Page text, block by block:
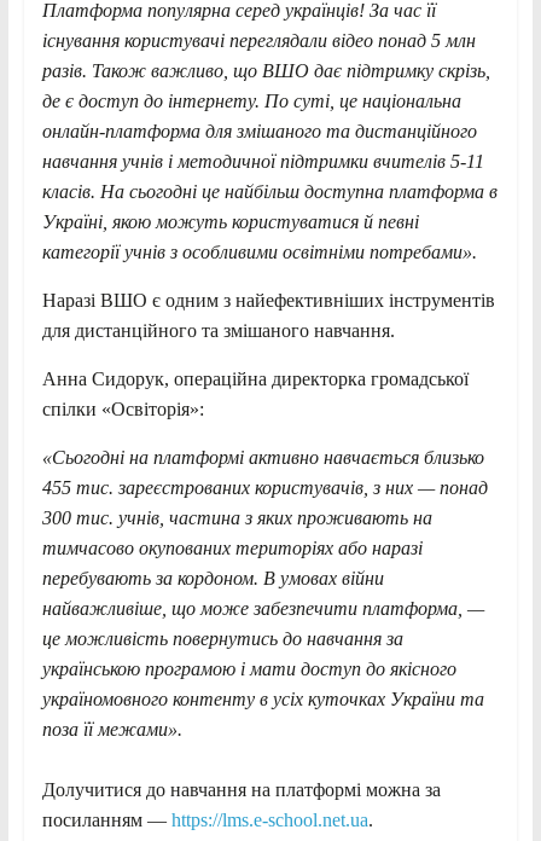
Платформа популярна серед українців! За час її
існування користувачі переглядали відео понад 5 млн
разів. Також важливо, що ВШО дає підтримку скрізь,
де є доступ до інтернету. По суті, це національна
онлайн-платформа для змішаного та дистанційного
навчання учнів і методичної підтримки вчителів 5-11
класів. На сьогодні це найбільш доступна платформа в
Україні, якою можуть користуватися й певні
категорії учнів з особливими освітніми потребами».
Наразі ВШО є одним з найефективніших інструментів
для дистанційного та змішаного навчання.
Анна Сидорук, операційна директорка громадської
спілки «Освіторія»:
«Сьогодні на платформі активно навчається близько
455 тис. зареєстрованих користувачів, з них — понад
300 тис. учнів, частина з яких проживають на
тимчасово окупованих територіях або наразі
перебувають за кордоном. В умовах війни
найважливіше, що може забезпечити платформа, —
це можливість повернутись до навчання за
українською програмою і мати доступ до якісного
україномовного контенту в усіх куточках України та
поза її межами».
Долучитися до навчання на платформі можна за
посиланням — https://lms.e-school.net.ua.